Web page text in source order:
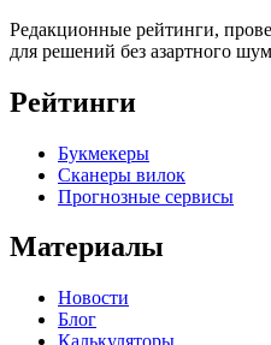
Редакционные рейтинги,
для решений без азартного
Рейтинги
Букмекеры
Сканеры вилок
Прогнозные сервисы
Материалы
Новости
Блог